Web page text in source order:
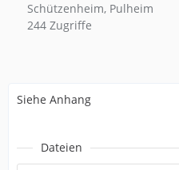
Schützenheim, Pulheim
244 Zugriffe
Siehe Anhang
Dateien